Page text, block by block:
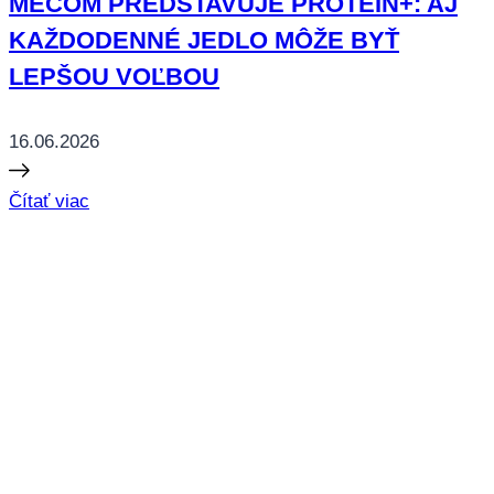
KAŽDODENNÉ JEDLO MÔŽE BYŤ
LEPŠOU VOĽBOU
16.06.2026
Čítať viac